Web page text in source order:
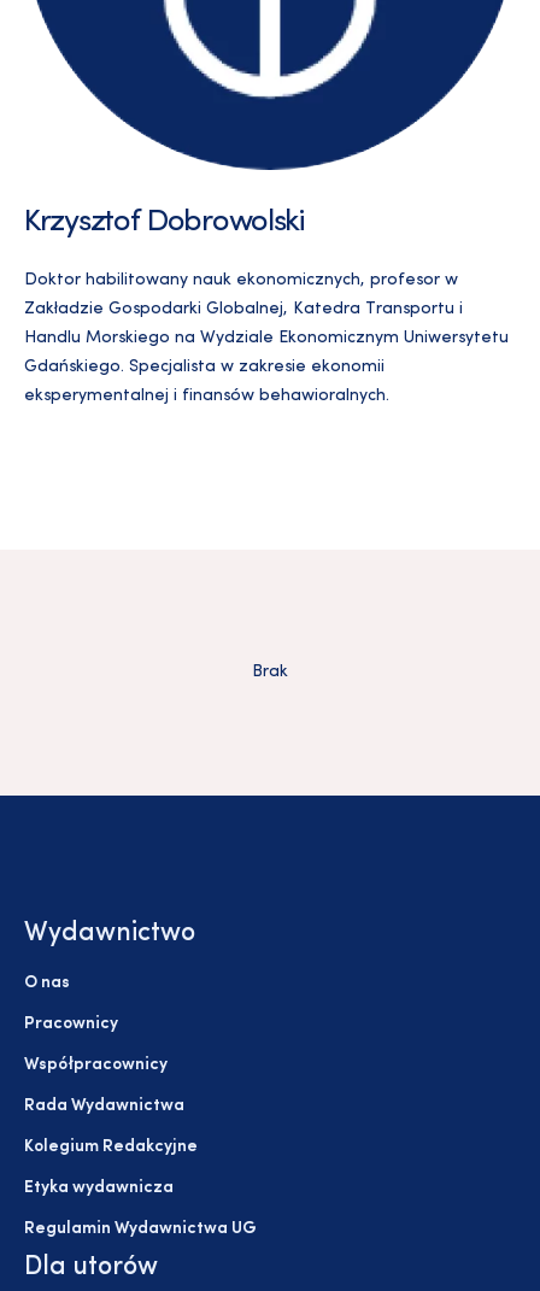
Krzysztof Dobrowolski
Doktor habilitowany nauk ekonomicznych, profesor w
Zakładzie Gospodarki Globalnej, Katedra Transportu i
Handlu Morskiego na Wydziale Ekonomicznym Uniwersytetu
Gdańskiego. Specjalista w zakresie ekonomii
eksperymentalnej i finansów behawioralnych.
Brak
Wydawnictwo
O nas
Pracownicy
Współpracownicy
Rada Wydawnictwa
Kolegium Redakcyjne
Etyka wydawnicza
Regulamin Wydawnictwa UG
Dla utorów